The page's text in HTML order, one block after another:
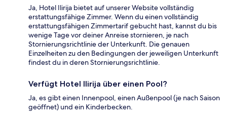
Ja, Hotel Ilirija bietet auf unserer Website vollständig
erstattungsfähige Zimmer. Wenn du einen vollständig
erstattungsfähigen Zimmertarif gebucht hast, kannst du bis
wenige Tage vor deiner Anreise stornieren, je nach
Stornierungsrichtlinie der Unterkunft. Die genauen
Einzelheiten zu den Bedingungen der jeweiligen Unterkunft
findest du in deren Stornierungsrichtlinie.
Verfügt Hotel Ilirija über einen Pool?
Ja, es gibt einen Innenpool, einen Außenpool (je nach Saison
geöffnet) und ein Kinderbecken.